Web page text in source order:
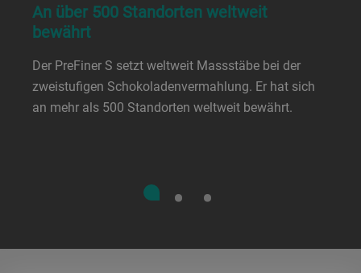
An über 500 Standorten weltweit
bewährt
Der PreFiner S setzt weltweit Massstäbe bei der
zweistufigen Schokoladenvermahlung. Er hat sich
an mehr als 500 Standorten weltweit bewährt.